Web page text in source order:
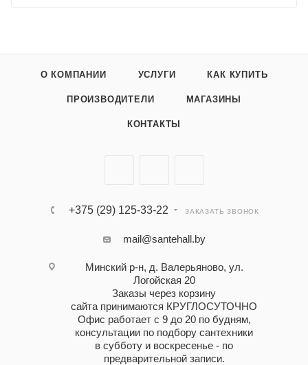
О КОМПАНИИ УСЛУГИ КАК КУПИТЬ
ПРОИЗВОДИТЕЛИ МАГАЗИНЫ
КОНТАКТЫ
+375 (29) 125-33-22 ЗАКАЗАТЬ ЗВОНОК
mail@santehall.by
Минский р-н, д. Валерьяново, ул.
Логойская 20
Заказы через корзину
сайта принимаются КРУГЛОСУТОЧНО
Офис работает с 9 до 20 по будням,
консультации по подбору сантехники
в субботу и воскресенье - по
предварительной записи.